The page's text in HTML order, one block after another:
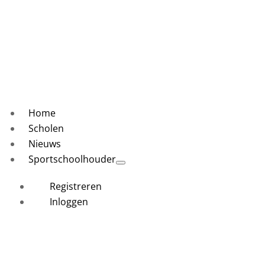
Home
Scholen
Nieuws
Sportschoolhouder
Registreren
Inloggen